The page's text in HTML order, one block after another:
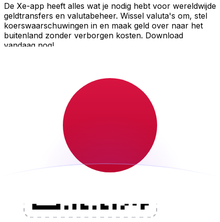
De Xe-app heeft alles wat je nodig hebt voor wereldwijde
geldtransfers en valutabeheer. Wissel valuta's om, stel
koerswaarschuwingen in en maak geld over naar het
buitenland zonder verborgen kosten. Download
vandaag nog!